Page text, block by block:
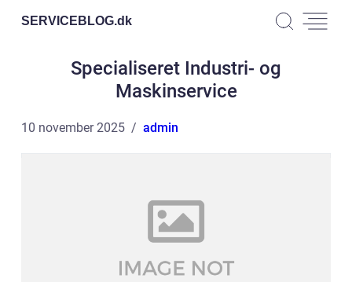
SERVICEBLOG.dk
Specialiseret Industri- og
Maskinservice
10 november 2025 admin